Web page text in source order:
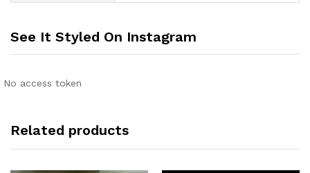
See It Styled On Instagram
No access token
Related products